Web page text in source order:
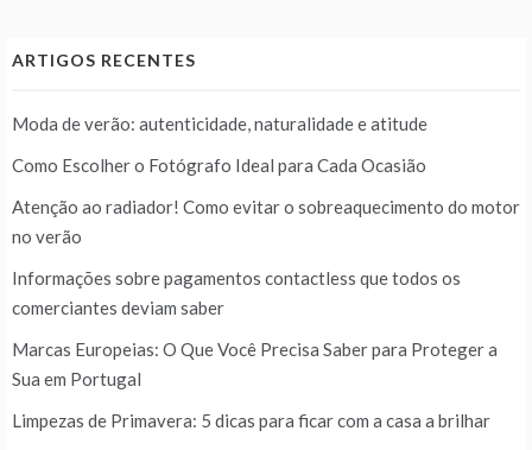
ARTIGOS RECENTES
Moda de verão: autenticidade, naturalidade e atitude
Como Escolher o Fotógrafo Ideal para Cada Ocasião
Atenção ao radiador! Como evitar o sobreaquecimento do motor
no verão
Informações sobre pagamentos contactless que todos os
comerciantes deviam saber
Marcas Europeias: O Que Você Precisa Saber para Proteger a
Sua em Portugal
Limpezas de Primavera: 5 dicas para ficar com a casa a brilhar